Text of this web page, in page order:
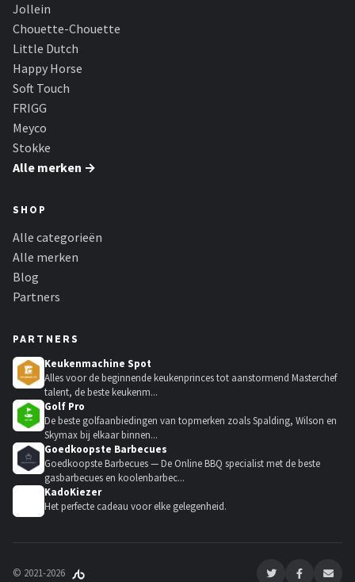
Jollein
Chouette-Chouette
Little Dutch
Happy Horse
Soft Touch
FRIGG
Meyco
Stokke
Alle merken →
SHOP
Alle categorieën
Alle merken
Blog
Partners
PARTNERS
Keukenmachine Spot
Alles voor de beginnende keukenprinces tot aanstormend Masterchef
talent, de beste keukenm...
Golf Pro
De beste golfaanbiedingen van topmerken zoals Spalding, Wilson en
Skymax bij elkaar binnen...
Goedkoopste Barbecues
Goedkoopste Barbecues — De Online BBQ specialist met de beste
gasbarbecues en koolenbarbec...
KadoKiezer
Het perfecte cadeau voor elke gelegenheid.
© 2021-2026